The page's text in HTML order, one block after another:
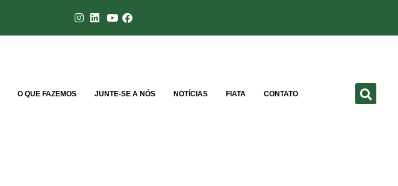
O QUE FAZEMOS JUNTE-SE A NÓS NOTÍCIAS FIATA CONTATO